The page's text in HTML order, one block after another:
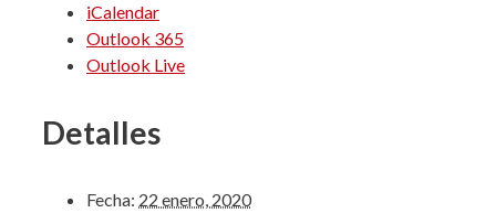
iCalendar
Outlook 365
Outlook Live
Detalles
Fecha: 22 enero, 2020